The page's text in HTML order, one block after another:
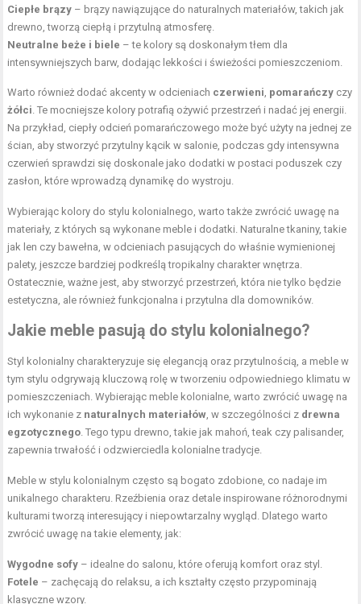
Ciepłe brązy – brązy nawiązujące do naturalnych materiałów, takich jak
drewno, tworzą ciepłą i przytulną atmosferę.
Neutralne beże i biele – te kolory są doskonałym tłem dla
intensywniejszych barw, dodając lekkości i świeżości pomieszczeniom.
Warto również dodać akcenty w odcieniach czerwieni pomarańczy czy
żółci . Te mocniejsze kolory potrafią ożywić przestrzeń i nadać jej energii.
Na przykład, ciepły odcień pomarańczowego może być użyty na jednej ze
ścian, aby stworzyć przytulny kącik w salonie, podczas gdy intensywna
czerwień sprawdzi się doskonale jako dodatki w postaci poduszek czy
zasłon, które wprowadzą dynamikę do wystroju.
Wybierając kolory do stylu kolonialnego, warto także zwrócić uwagę na
materiały, z których są wykonane meble i dodatki. Naturalne tkaniny, takie
jak len czy bawełna, w odcieniach pasujących do właśnie wymienionej
palety, jeszcze bardziej podkreślą tropikalny charakter wnętrza.
Ostatecznie, ważne jest, aby stworzyć przestrzeń, która nie tylko będzie
estetyczna, ale również funkcjonalna i przytulna dla domowników.
Jakie meble pasują do stylu kolonialnego?
Styl kolonialny charakteryzuje się elegancją oraz przytulnością, a meble w
tym stylu odgrywają kluczową rolę w tworzeniu odpowiedniego klimatu w
pomieszczeniach. Wybierając meble kolonialne, warto zwrócić uwagę na
ich wykonanie z naturalnych materiałów , w szczególności z drewna
egzotycznego . Tego typu drewno, takie jak mahoń, teak czy palisander,
zapewnia trwałość i odzwierciedla kolonialne tradycje.
Meble w stylu kolonialnym często są bogato zdobione, co nadaje im
unikalnego charakteru. Rzeźbienia oraz detale inspirowane różnorodnymi
kulturami tworzą interesujący i niepowtarzalny wygląd. Dlatego warto
zwrócić uwagę na takie elementy, jak:
Wygodne sofy – idealne do salonu, które oferują komfort oraz styl.
Fotele – zachęcają do relaksu, a ich kształty często przypominają
klasyczne wzory.